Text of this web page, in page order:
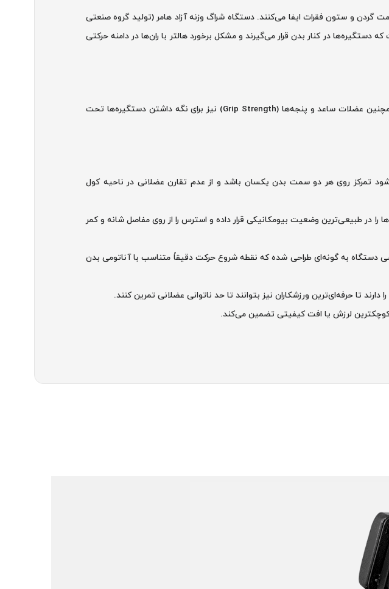
گردن و ستون فقرات ایفا می‌کنند. دستگاه شراگ وزنه آزاد هامر (تولید گروه صنعتی
در کنار بدن قرار می‌گیرند و مشکل برخورد هالتر با ران‌ها در دامنه حرکتی
هدف اصلی این دستگاه درگیری مستقیم و حداکثری بخش بالایی عضلات ذوزنقه‌ای (Trapezius) است. همچنین عضلات ساعد و پنجه‌ها (Grip Strength) نیز برای نگه داشتن دستگیره‌ها تحت
تمرکز روی هر دو سمت بدن یکسان باشد و از عدم تقارن عضلانی در ناحیه کول
را در طبیعی‌ترین وضعیت بیومکانیکی قرار داده و استرس را از روی مفاصل شانه و کمر
دستگاه به گونه‌ای طراحی شده که نقطه شروع حرکت دقیقاً متناسب با آناتومی بدن
تا حرفه‌ای‌ترین ورزشکاران نیز بتوانند تا حد ناتوانی عضلانی تمرین کنند.
کوچکترین لرزش یا افت کیفیتی تضمین می‌کند.